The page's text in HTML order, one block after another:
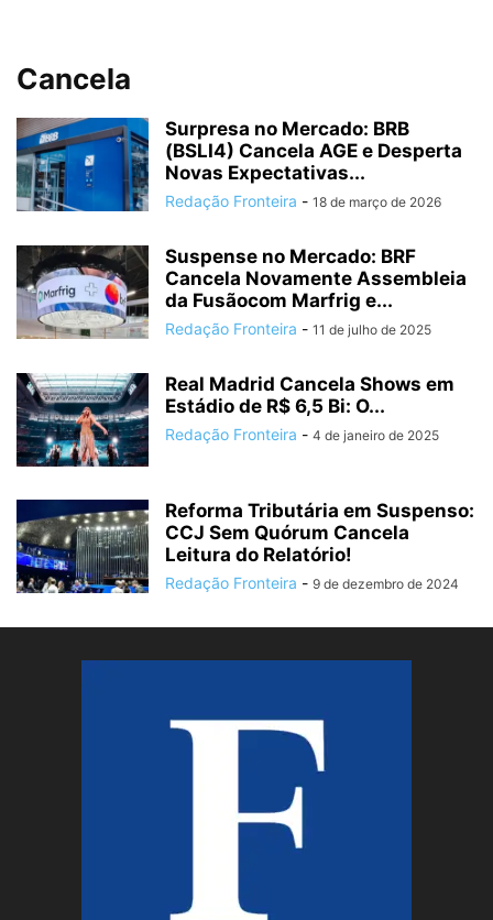
Cancela
Surpresa no Mercado: BRB
(BSLI4) Cancela AGE e Desperta
Novas Expectativas...
Redação Fronteira - 18 de março de 2026
Suspense no Mercado: BRF
Cancela Novamente Assembleia
da Fusãocom Marfrig e...
Redação Fronteira - 11 de julho de 2025
Real Madrid Cancela Shows em
Estádio de R$ 6,5 Bi: O...
Redação Fronteira - 4 de janeiro de 2025
Reforma Tributária em Suspenso:
CCJ Sem Quórum Cancela
Leitura do Relatório!
Redação Fronteira - 9 de dezembro de 2024